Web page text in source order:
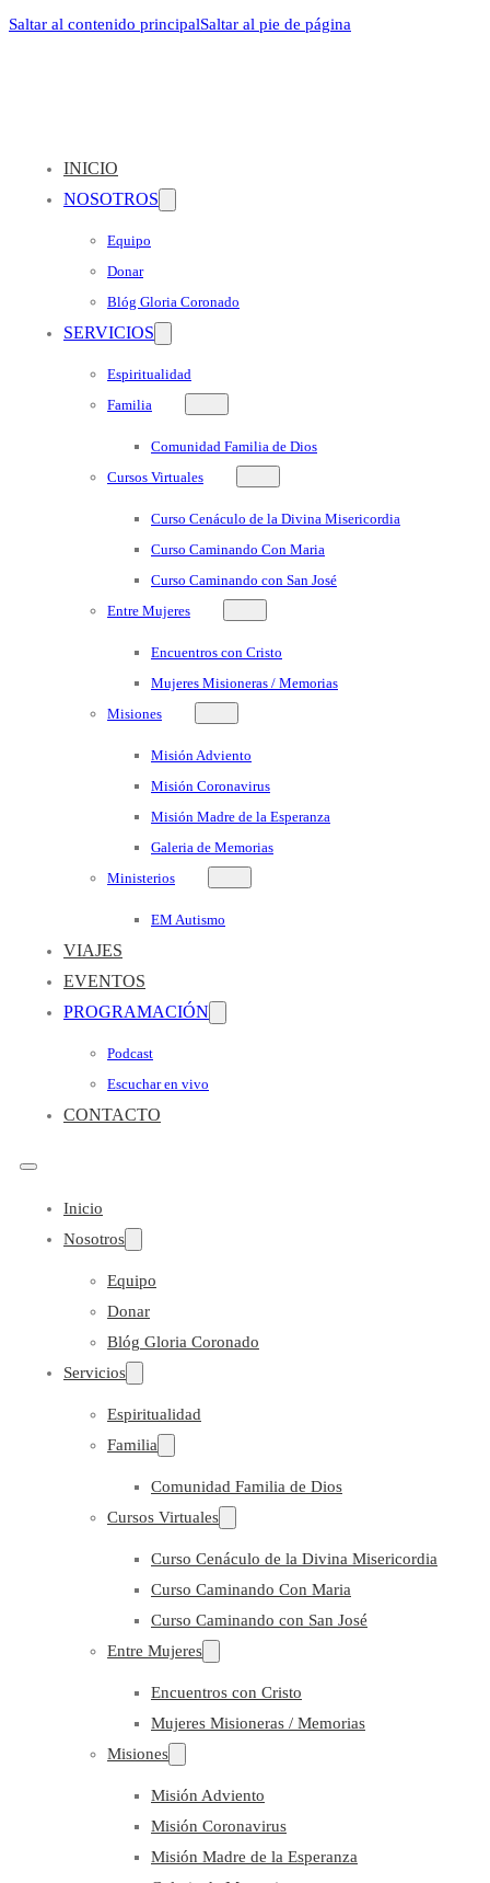
Saltar al contenido principalSaltar al pie de página
INICIO
NOSOTROS
Equipo
Donar
Blóg Gloria Coronado
SERVICIOS
Espiritualidad
Familia
Comunidad Familia de Dios
Cursos Virtuales
Curso Cenáculo de la Divina Misericordia
Curso Caminando Con Maria
Curso Caminando con San José
Entre Mujeres
Encuentros con Cristo
Mujeres Misioneras / Memorias
Misiones
Misión Adviento
Misión Coronavirus
Misión Madre de la Esperanza
Galeria de Memorias
Ministerios
EM Autismo
VIAJES
EVENTOS
PROGRAMACIÓN
Podcast
Escuchar en vivo
CONTACTO
Inicio
Nosotros
Equipo
Donar
Blóg Gloria Coronado
Servicios
Espiritualidad
Familia
Comunidad Familia de Dios
Cursos Virtuales
Curso Cenáculo de la Divina Misericordia
Curso Caminando Con Maria
Curso Caminando con San José
Entre Mujeres
Encuentros con Cristo
Mujeres Misioneras / Memorias
Misiones
Misión Adviento
Misión Coronavirus
Misión Madre de la Esperanza